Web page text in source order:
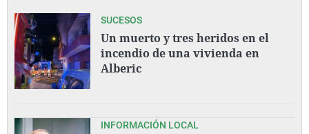
SUCESOS
Un muerto y tres heridos en el
incendio de una vivienda en
Alberic
INFORMACIÓN LOCAL